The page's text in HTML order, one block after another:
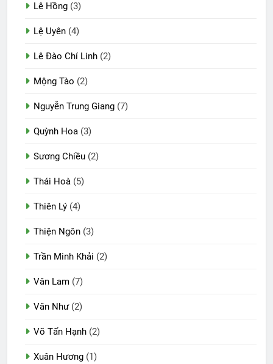
Lê Hồng (3)
Lệ Uyên (4)
Lê Đào Chí Linh (2)
Mộng Tào (2)
Nguyễn Trung Giang (7)
Quỳnh Hoa (3)
Sương Chiều (2)
Thái Hoà (5)
Thiên Lý (4)
Thiện Ngôn (3)
Trần Minh Khải (2)
Vân Lam (7)
Văn Như(2)
Võ Tấn Hạnh (2)
Xuân Hương (1)